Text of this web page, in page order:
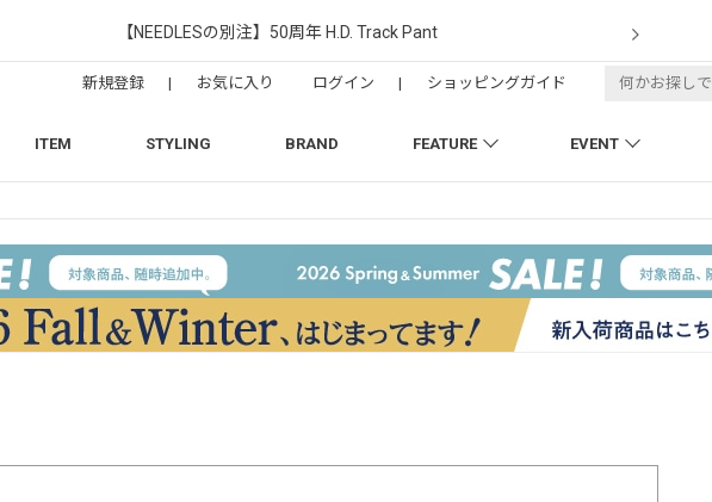
【NEEDLESの別注】50周年 H.D. Track Pant
ITEM STYLING BRAND FEATURE EVENT
新規登録 | お気に入り ログイン | ショッピングガイド